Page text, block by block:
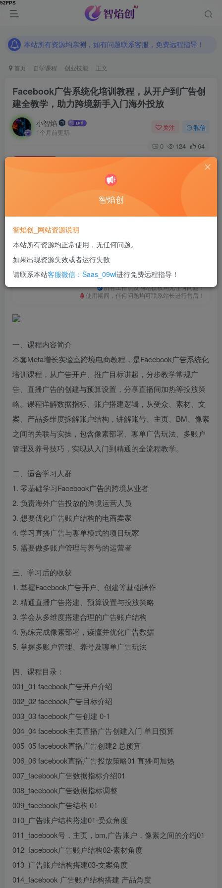
本站所有资源均亲测，如有问题联系客服，免费远程指导！
本站所有资源均亲测，如有问题联系客服，免费远程指导！
首页 自学课程 创业技能 正文
Facebook广告系统化培训教程，从开户到广告创
建全教学，助力跨境新手入门海外投放
小智焰
1个月前更新
关注 私信
0 124 64
此内容为付费资源，请付费后查看
9.9
普通合伙人免费
立即购买
您当前未登录！建议登陆后购买，可保存购买订单
一次购买，永久包更新！
购买会员，可免费下载全站资源！
所有工作流及网站模板均无任何问题！
使用期间，任何问题均可联系站长进行售后！
一、课程内容简介
本套Meta增长实验室跨境电商教程，是Facebook广告系统化
培训课程，从广告开户、推广目标讲起，分步教学常规广
告、直播广告的创建与预算设置，分享直播间加热等投放策
略。课程详解数据指标、账户搭建逻辑，从受众、素材、文
案、产品多维度拆解账户结构，讲解账号、主页、BM、像素
之间的关联与实操，包含像素部署、聊单广告玩法、多账户
管理及养号技巧，实现从入门到精通的全流程教学。
二、适合学习人群
1. 零基础学习Facebook广告的跨境从业者
2. 负责海外广告投放的跨境运营人员
3. 想要优化广告账户结构的电商卖家
4. 学习直播广告与聊单模式的项目玩家
5. 需要做多账户管理与养号的运营者
三、学习后的收获
1. 掌握Facebook广告开户、创建等基础操作
2. 精通直播广告搭建、预算设置与投放策略
3. 学会从多维度搭建合理的广告账户结构
4. 熟练完成像素部署，读懂并优化广告数据
5. 掌握多账户管理、养号及聊单广告玩法
四、课程目录：
001_01 facebook广告开户介绍
002_02 facebook广告目标介绍
003_03 facebook广告创建 0-1
004_04 facebook主页直播广告创建入门 单日预算
005_05 facebook直播广告创建2 总预算
006_06 facebook直播广告投放策略01 直播间加热
007_facebook广告数据指标介绍01
008_facebook广告数据指标调整
009_facebook广告结构 01
010_广告账户结构搭建01-受众角度
011_facebook号，主页，bm,广告账户，像素之间的介绍01
012_facebook广告账户结构02-素材角度
013_广告账户结构搭建03-文案角度
014_facebook 广告账户结构搭建 产品角度
智焰创
智焰创_网站资源说明
本站所有资源均正常使用，无任何问题。
如果出现资源失效或者运行失败
请联系本站客服微信：Saas_09wl进行免费远程指导！